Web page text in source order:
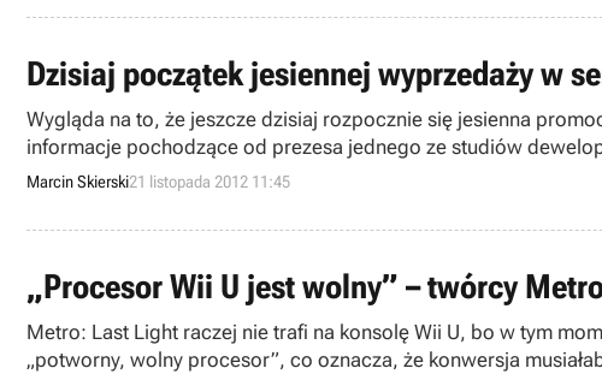
Dzisiaj początek jesiennej wyprzedaży w
Wygląda na to, że jeszcze dzisiaj rozpocznie się jesienna
informacje pochodzące od prezesa jednego ze studiów
w usłudze firmy Valve.
Marcin Skierski21 listopada 2012 11:45
„Procesor Wii U jest wolny” – twórcy
Metro: Last Light raczej nie trafi na konsolę Wii U, bo w tym
„potworny, wolny procesor”, co oznacza, że konwersja